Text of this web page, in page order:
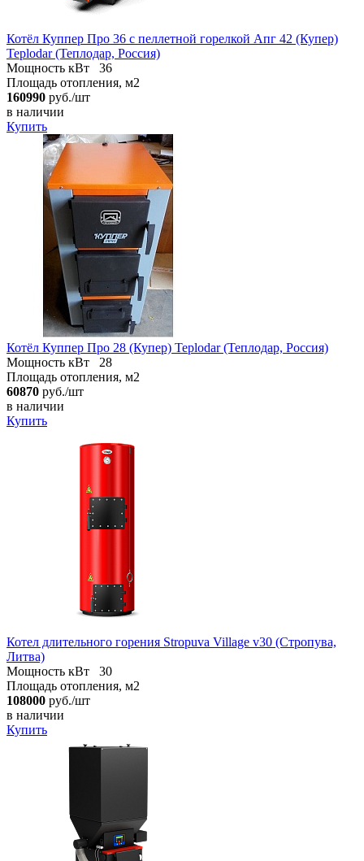
Котёл Куппер Про 36 с пеллетной горелкой Апг 42 (Купер)
Teplodar (Теплодар, Россия)
Мощность кВт
36
Площадь отопления, м2
160990 руб./шт
в наличии
Купить
Котёл Куппер Про 28 (Купер) Teplodar (Теплодар, Россия)
Мощность кВт
28
Площадь отопления, м2
60870 руб./шт
в наличии
Купить
Котел длительного горения Stropuva Village v30 (Стропува,
Литва)
Мощность кВт
30
Площадь отопления, м2
108000 руб./шт
в наличии
Купить